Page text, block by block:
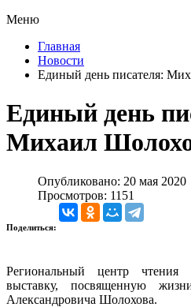
Меню
Главная
Новости
Единый день писателя:
Единый день
Михаил
Опубликовано: 20 мая 2020
Просмотров: 1151
Поделиться:
Региональный центр чтения
выставку, посвященную
Александровича Шолохова.